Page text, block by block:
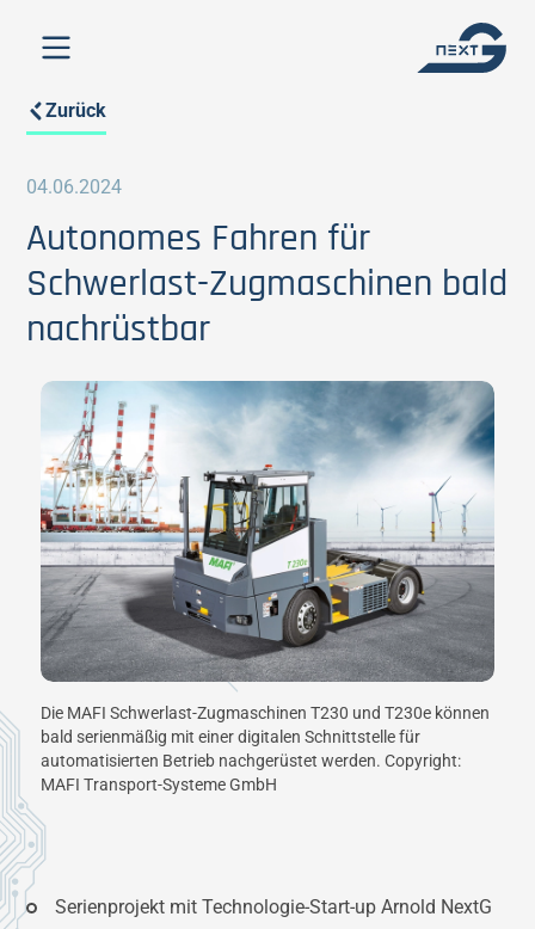
Zurück
04.06.2024
Autonomes Fahren für
Schwerlast-Zugmaschinen bald
nachrüstbar
Die MAFI Schwerlast-Zugmaschinen T230 und T230e können
bald serienmäßig mit einer digitalen Schnittstelle für
automatisierten Betrieb nachgerüstet werden. Copyright:
MAFI Transport-Systeme GmbH
Serienprojekt mit Technologie-Start-up Arnold NextG